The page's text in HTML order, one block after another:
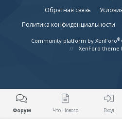
Обратная связь
Политика конфиденциальности
Community platform by XenForo®
XenForo theme
Форум Что Нового Вход